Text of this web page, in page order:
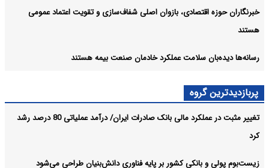
خبرنگاران حوزه اقتصادی، بازوان اصلی شفاف‌سازی و تقویت اعتماد عمومی
هستند
رسانه‌ها دیده‌بان سلامت عملکرد خادمان صنعت بیمه هستند
پربازدیدترین گروه
تغییر مثبت در عملکرد مالی بانک صادرات ایران/ درآمد عملیاتی 80 درصد رشد
کرد
زیست‌بوم پولی و بانکی کشور بر پایه فناوری دانش‌بنیان طراحی می‌شود